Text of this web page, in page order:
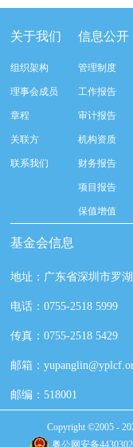
关于我们
组织架构
理事会成员
章程
关联方
联系我们
信息公开
管理制度
工作报告
审计报告
机构资质
财务报告
项目报告
保值增值
基金会信息
地址：广东省深圳市罗
电话：0755-2518 5999
传真：0755-2518 5429
邮箱：
邮编：518001
Copyright ©2005 -
粤公网安备